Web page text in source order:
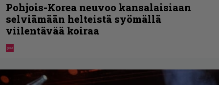
Pohjois-Korea neuvoo kansalaisiaan
selviämään helteistä syömällä
viilentävää koiraa